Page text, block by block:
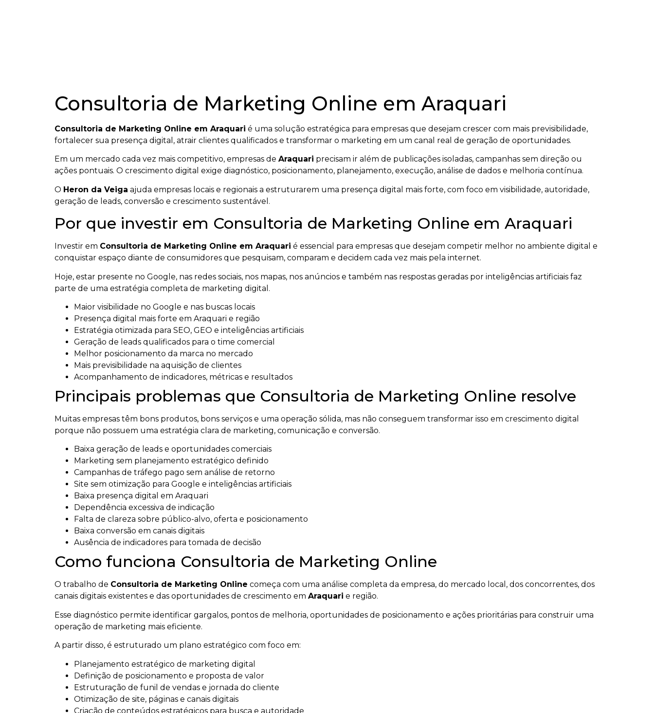
Consultoria de Marketing Online em Araquari
Consultoria de Marketing Online em Araquari é uma solução estratégica para empresas que desejam crescer com mais previsibilidade,
fortalecer sua presença digital, atrair clientes qualificados e transformar o marketing em um canal real de geração de oportunidades.
Em um mercado cada vez mais competitivo, empresas de Araquari precisam ir além de publicações isoladas, campanhas sem direção ou
ações pontuais. O crescimento digital exige diagnóstico, posicionamento, planejamento, execução, análise de dados e melhoria contínua.
O Heron da Veiga ajuda empresas locais e regionais a estruturarem uma presença digital mais forte, com foco em visibilidade, autoridade,
geração de leads, conversão e crescimento sustentável.
Por que investir em Consultoria de Marketing Online em Araquari
Investir em Consultoria de Marketing Online em Araquari é essencial para empresas que desejam competir melhor no ambiente digital e
conquistar espaço diante de consumidores que pesquisam, comparam e decidem cada vez mais pela internet.
Hoje, estar presente no Google, nas redes sociais, nos mapas, nos anúncios e também nas respostas geradas por inteligências artificiais faz
parte de uma estratégia completa de marketing digital.
Maior visibilidade no Google e nas buscas locais
Presença digital mais forte em Araquari e região
Estratégia otimizada para SEO, GEO e inteligências artificiais
Geração de leads qualificados para o time comercial
Melhor posicionamento da marca no mercado
Mais previsibilidade na aquisição de clientes
Acompanhamento de indicadores, métricas e resultados
Principais problemas que Consultoria de Marketing Online resolve
Muitas empresas têm bons produtos, bons serviços e uma operação sólida, mas não conseguem transformar isso em crescimento digital
porque não possuem uma estratégia clara de marketing, comunicação e conversão.
Baixa geração de leads e oportunidades comerciais
Marketing sem planejamento estratégico definido
Campanhas de tráfego pago sem análise de retorno
Site sem otimização para Google e inteligências artificiais
Baixa presença digital em Araquari
Dependência excessiva de indicação
Falta de clareza sobre público-alvo, oferta e posicionamento
Baixa conversão em canais digitais
Ausência de indicadores para tomada de decisão
Como funciona Consultoria de Marketing Online
O trabalho de Consultoria de Marketing Online começa com uma análise completa da empresa, do mercado local, dos concorrentes, dos
canais digitais existentes e das oportunidades de crescimento em Araquari e região.
Esse diagnóstico permite identificar gargalos, pontos de melhoria, oportunidades de posicionamento e ações prioritárias para construir uma
operação de marketing mais eficiente.
A partir disso, é estruturado um plano estratégico com foco em:
Planejamento estratégico de marketing digital
Definição de posicionamento e proposta de valor
Estruturação de funil de vendas e jornada do cliente
Otimização de site, páginas e canais digitais
Criação de conteúdos estratégicos para busca e autoridade